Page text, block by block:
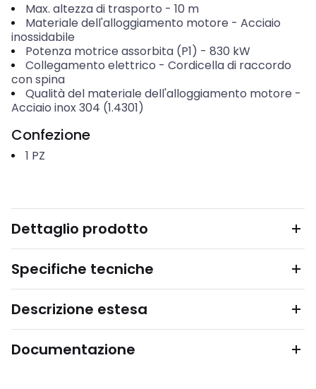
Max. altezza di trasporto - 10 m
Materiale dell'alloggiamento motore - Acciaio
inossidabile
Potenza motrice assorbita (P1) - 830 kW
Collegamento elettrico - Cordicella di raccordo
con spina
Qualità del materiale dell'alloggiamento motore -
Acciaio inox 304 (1.4301)
Confezione
1 PZ
Dettaglio prodotto
Specifiche tecniche
Descrizione estesa
Documentazione